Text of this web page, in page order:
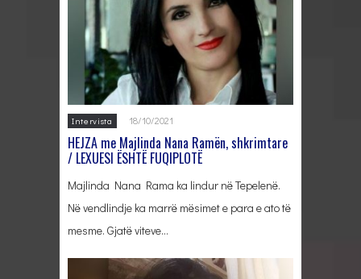
Intervista 18/10/2021
HEJZA me Majlinda Nana Ramën, shkrimtare
/ LEXUESI ËSHTË FUQIPLOTË
Majlinda Nana Rama ka lindur në Tepelenë.
Në vendlindje ka marrë mësimet e para e ato të
mesme. Gjatë viteve…